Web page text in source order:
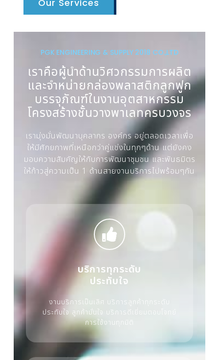
Our Services
PGK ENGINEERING & SUPPLY 2018 CO.,LTD
เราคือผู้นำด้านวิศวกรรมการผลิต
และจำหน่ายกล่องพลาสติกลูกฟูก
บรรจุภัณฑ์ในงานอุตสาหกรรม
โครงสร้างชั้นวางพาเลทครบวงจร
เรามุ่งมั่นพัฒนาบุคลากร องค์กร อยู่ตลอดเวลาเพื่อ
ให้มีศักยภาพที่เหนือกว่าคู่แข่งในทุกๆด้าน แต่ยังคง
มอบความสัมคัญให้กับการพัฒนาชุมชน และพันธมิตร
ให้ก้าวสู่ความเป็น 1 ด้านสายงานบริการไปพร้อมๆกัน
บริการทุกระดับ
ประทับใจ
งานบริการเป็นเลิศ บริการลูกค้าทุกระดับ
ประทับใจ ลูกค้ามั่นใจ บริการดีเยี่ยมตอบโจทย์
การใช้งานทุกมิติ